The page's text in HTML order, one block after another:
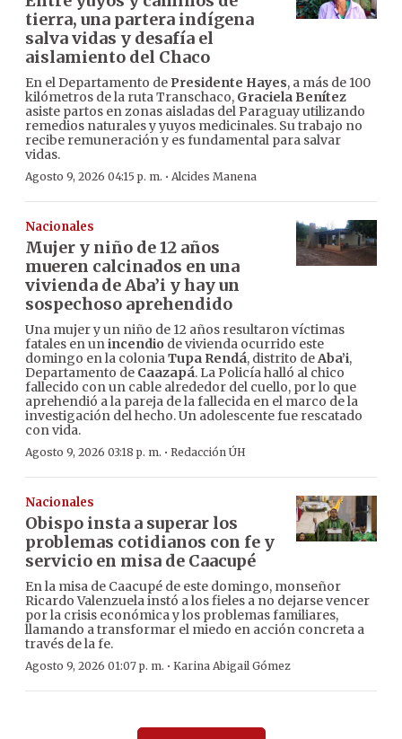
tierra, una partera indígena
salva vidas y desafía el
aislamiento del Chaco
En el Departamento de Presidente Hayes, a más de 100
kilómetros de la ruta Transchaco, Graciela Benítez
asiste partos en zonas aisladas del Paraguay utilizando
remedios naturales y yuyos medicinales. Su trabajo no
recibe remuneración y es fundamental para salvar
vidas.
Agosto 9, 2026 04:15 p. m. · Alcides Manena
Nacionales
Mujer y niño de 12 años
mueren calcinados en una
vivienda de Aba’i y hay un
sospechoso aprehendido
Una mujer y un niño de 12 años resultaron víctimas
fatales en unincendio de vivienda ocurrido este
domingo en la coloniaTupa Rendá, distrito deAba’i,
Departamento de Caazapá. La Policía halló al chico
fallecido con un cable alrededor del cuello, por lo que
aprehendió a la pareja de la fallecida en el marco de la
investigación del hecho. Un adolescente fue rescatado
con vida.
Agosto 9, 2026 03:18 p. m. · Redacción ÚH
Nacionales
Obispo insta a superar los
problemas cotidianos con fe y
servicio en misa de Caacupé
En la misa de Caacupé de este domingo, monseñor
Ricardo Valenzuela instó a los fieles a no dejarse vencer
por la crisis económica y los problemas familiares,
llamando a transformar el miedo en acción concreta a
través de la fe.
Agosto 9, 2026 01:07 p. m. · Karina Abigail Gómez